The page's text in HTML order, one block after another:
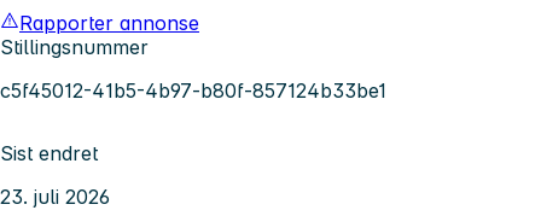
Rapporter annonse
Stillingsnummer
c5f45012-41b5-4b97-b80f-857124b33be1
Sist endret
23. juli 2026